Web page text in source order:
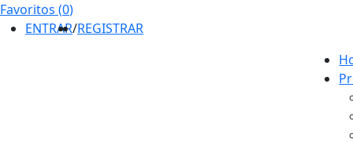
Favoritos (0)
ENTRAR/REGISTRAR